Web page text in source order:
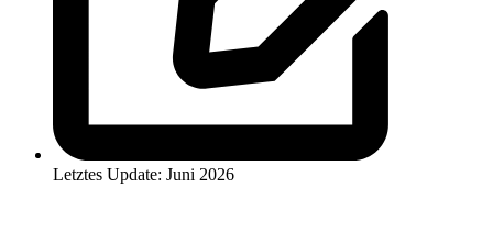
Letztes Update: Juni 2026